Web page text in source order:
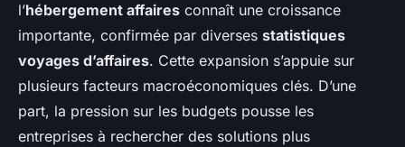
l’hébergement affaires connaît une croissance
importante, confirmée par diverses statistiques
voyages d’affaires. Cette expansion s’appuie sur
plusieurs facteurs macroéconomiques clés. D’une
part, la pression sur les budgets pousse les
entreprises à rechercher des solutions plus